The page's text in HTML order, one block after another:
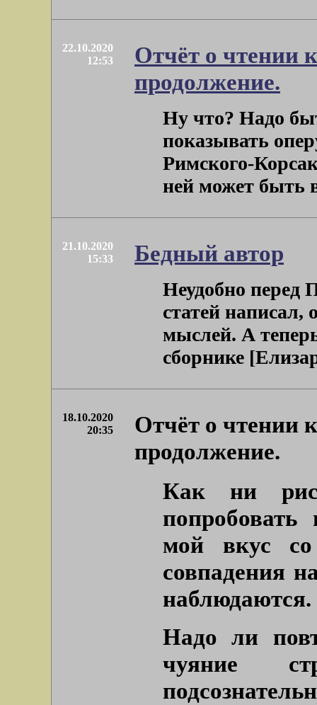
22.10.2020
12:53
Отчёт о чтении
продолжение.
Ну что? Надо
показывать
Римского-
ней может быть
21.10.2020
15:33
Бедный автор
Неудобно перед
статей написал,
мыслей. А
сборнике
18.10.2020
20:35
Отчёт о чтении
продолжение.
Как ни
попробовать
мой вкус
совпадения
наблюдаются.
Надо ли
чуяние